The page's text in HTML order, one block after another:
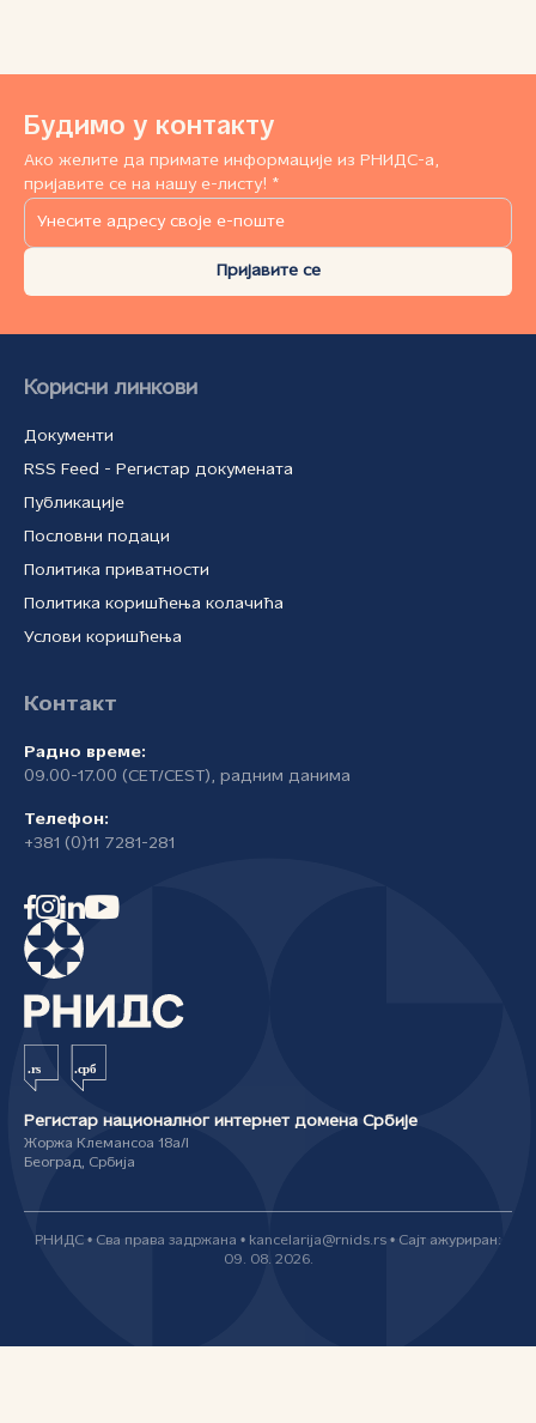
Будимо у контакту
Ако желите да примате информације из РНИДС-а,
пријавите се на нашу е-листу! *
Пријавите се
Корисни линкови
Документи
RSS Feed - Регистар докумената
Публикације
Пословни подаци
Политика приватности
Политика коришћења колачића
Услови коришћења
Контакт
Радно време:
09.00-17.00 (CET/CEST), радним данима
Телефон:
+381 (0)11 7281-281
Регистар националног интернет домена Србије
Жоржа Клемансоа 18а/I
Београд, Србија
РНИДС • Сва права задржана • kancelarija@rnids.rs • Сајт ажуриран:
09. 08. 2026.